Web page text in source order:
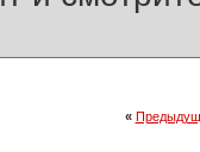
«